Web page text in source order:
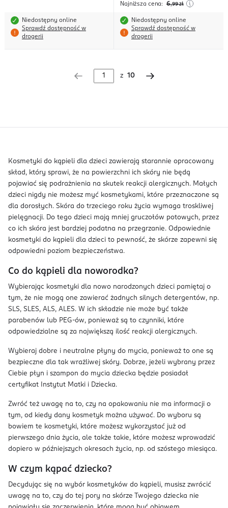
Niedostępny online
Sprawdź dostępność w
drogerii
Najniższa cena: 6,99 zł
Niedostępny online
Sprawdź dostępność w
drogerii
z 10
Kosmetyki do kąpieli dla dzieci zawierają starannie opracowany
skład, który sprawi, że na powierzchni ich skóry nie będą
pojawiać się podrażnienia na skutek reakcji alergicznych. Małych
dzieci nigdy nie możesz myć kosmetykami, które przeznaczone są
dla dorosłych. Skóra do trzeciego roku życia wymaga troskliwej
pielęgnacji. Do tego dzieci mają mniej gruczołów potowych, przez
co ich skóra jest bardziej podatna na przegrzanie. Odpowiednie
kosmetyki do kąpieli dla dzieci to pewność, że skórze zapewni się
odpowiedni poziom bezpieczeństwa.
Co do kąpieli dla noworodka?
Wybierając kosmetyki dla nowo narodzonych dzieci pamiętaj o
tym, że nie mogą one zawierać żadnych silnych detergentów, np.
SLS, SLES, ALS, ALES. W ich składzie nie może być także
parabenów lub PEG-ów, ponieważ są to czynniki, które
odpowiedzialne są za największą ilość reakcji alergicznych.
Wybieraj dobre i neutralne płyny do mycia, ponieważ to one są
bezpieczne dla tak wrażliwej skóry. Dobrze, jeżeli wybrany przez
Ciebie płyn i szampon do mycia dziecka będzie posiadał
certyfikat Instytut Matki i Dziecka.
Zwróć też uwagę na to, czy na opakowaniu nie ma informacji o
tym, od kiedy dany kosmetyk można używać. Do wyboru są
bowiem te kosmetyki, które możesz wykorzystać już od
pierwszego dnia życia, ale także takie, które możesz wprowadzić
dopiero w późniejszych okresach życia, np. od szóstego miesiąca.
W czym kąpać dziecko?
Decydując się na wybór kosmetyków do kąpieli, musisz zwrócić
uwagę na to, czy do tej pory na skórze Twojego dziecka nie